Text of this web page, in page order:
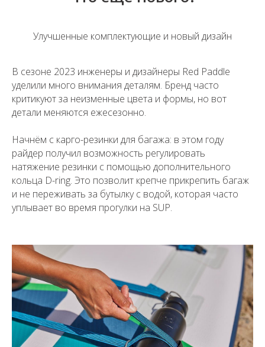
Улучшенные комплектующие и новый дизайн
В сезоне 2023 инженеры и дизайнеры Red Paddle
уделили много внимания деталям. Бренд часто
критикуют за неизменные цвета и формы, но вот
детали меняются ежесезонно.
Начнём с карго-резинки для багажа: в этом году
райдер получил возможность регулировать
натяжение резинки с помощью дополнительного
кольца D-ring. Это позволит крепче прикрепить багаж
и не переживать за бутылку с водой, которая часто
уплывает во время прогулки на SUP.